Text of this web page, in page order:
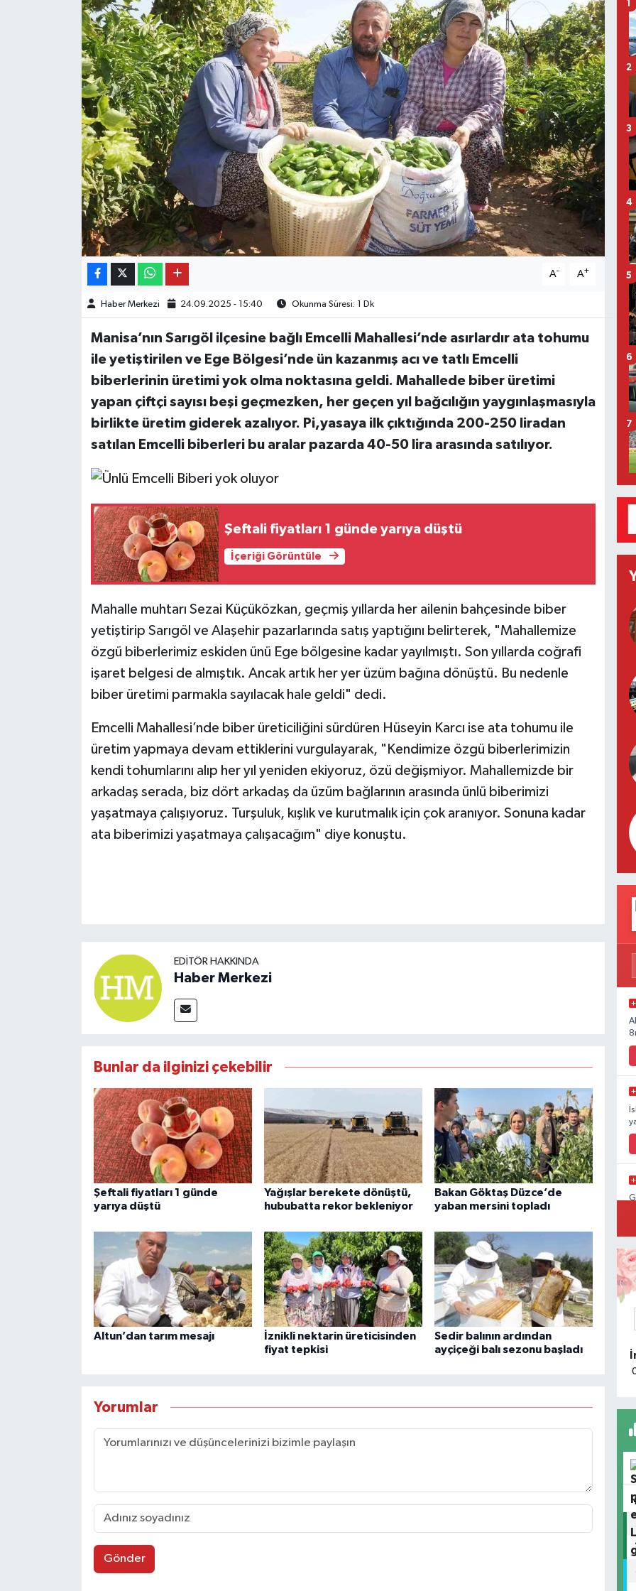
A- A+
Haber Merkezi 24.09.2025 - 15:40 Okunma Süresi: 1 Dk
Manisa’nın Sarıgöl ilçesine bağlı Emcelli Mahallesi’nde asırlardır ata tohumu
ile yetiştirilen ve Ege Bölgesi’nde ün kazanmış acı ve tatlı Emcelli
biberlerinin üretimi yok olma noktasına geldi. Mahallede biber üretimi
yapan çiftçi sayısı beşi geçmezken, her geçen yıl bağcılığın yaygınlaşmasıyla
birlikte üretim giderek azalıyor. Pi,yasaya ilk çıktığında 200-250 liradan
satılan Emcelli biberleri bu aralar pazarda 40-50 lira arasında satılıyor.
Şeftali fiyatları 1 günde yarıya düştü
İçeriği Görüntüle
Mahalle muhtarı Sezai Küçüközkan, geçmiş yıllarda her ailenin bahçesinde biber
yetiştirip Sarıgöl ve Alaşehir pazarlarında satış yaptığını belirterek, "Mahallemize
özgü biberlerimiz eskiden ünü Ege bölgesine kadar yayılmıştı. Son yıllarda coğrafi
işaret belgesi de almıştık. Ancak artık her yer üzüm bağına dönüştü. Bu nedenle
biber üretimi parmakla sayılacak hale geldi" dedi.
Emcelli Mahallesi’nde biber üreticiliğini sürdüren Hüseyin Karcı ise ata tohumu ile
üretim yapmaya devam ettiklerini vurgulayarak, "Kendimize özgü biberlerimizin
kendi tohumlarını alıp her yıl yeniden ekiyoruz, özü değişmiyor. Mahallemizde bir
arkadaş serada, biz dört arkadaş da üzüm bağlarının arasında ünlü biberimizi
yaşatmaya çalışıyoruz. Turşuluk, kışlık ve kurutmalık için çok aranıyor. Sonuna kadar
ata biberimizi yaşatmaya çalışacağım" diye konuştu.
EDITÖR HAKKINDA
Haber Merkezi
Bunlar da ilginizi çekebilir
Şeftali fiyatları 1 günde
yarıya düştü
Yağışlar berekete dönüştü,
hububatta rekor bekleniyor
Bakan Göktaş Düzce’de
yaban mersini topladı
Altun’dan tarım mesajı
İznikli nektarin üreticisinden
fiyat tepkisi
Sedir balının ardından
ayçiçeği balı sezonu başladı
Yorumlar
Gönder
1
2
3
4
5
6
7
OTO DETAY
SAĞLIK
SON DAKİKA
FİNANS